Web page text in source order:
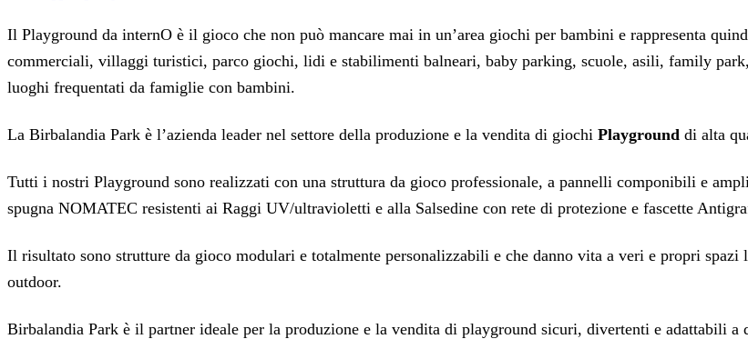
Il Playground da internO è il gioco che non può mancare mai in un’area giochi per bambini e rappresenta
commerciali, villaggi turistici, parco giochi, lidi e stabilimenti balneari, baby parking, scuole, asili, family
luoghi frequentati da famiglie con bambini.
La Birbalandia Park è l’azienda leader nel settore della produzione e la vendita di giochi Playground di alta
Tutti i nostri Playground sono realizzati con una struttura da gioco professionale, a pannelli componibili e
spugna NOMATEC resistenti ai Raggi UV/ultravioletti e alla Salsedine con rete di protezione e fascette
Il risultato sono strutture da gioco modulari e totalmente personalizzabili e che danno vita a veri e propri
outdoor.
Birbalandia Park è il partner ideale per la produzione e la vendita di playground sicuri, divertenti e adattabili a